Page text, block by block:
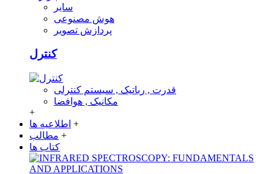
سایر
هوش مصنوعی
پردازش تصویر
کنترل
قدرت , رباتیک , سیستم کنترلی
مکانیک , هوافضا
+
اطلاعیه ها +
مطالب +
کتاب ها